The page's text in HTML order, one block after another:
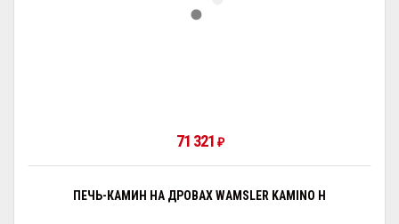
71 321 ₽
ПЕЧЬ-КАМИН НА ДРОВАХ WAMSLER KAMINO H